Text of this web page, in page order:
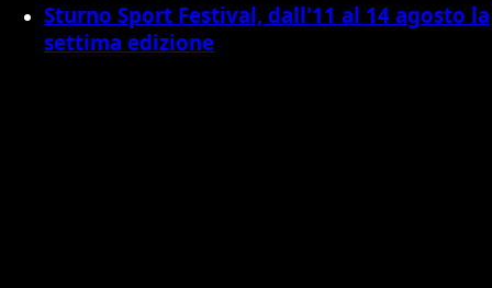
Sturno Sport Festival, dall'11 al 14 agosto la
settima edizione